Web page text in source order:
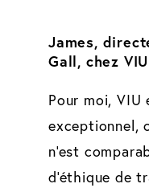
James,
Gall, chez
Pour moi, VIU
exceptionnel,
n'est
d'éthique de